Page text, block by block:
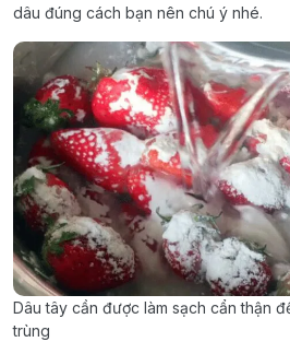
dâu đúng cách bạn nên chú ý nhé.
Dâu tây cần được làm sạch cẩn thận
trùng